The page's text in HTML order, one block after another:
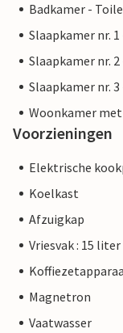
Badkamer -
Slaapkamer nr.
Slaapkamer nr.
Slaapkamer nr.
Woonkamer
Voorzieningen
Elektrische
Koelkast
Afzuigkap
Vriesvak : 15 liter
Magnetron
Vaatwasser